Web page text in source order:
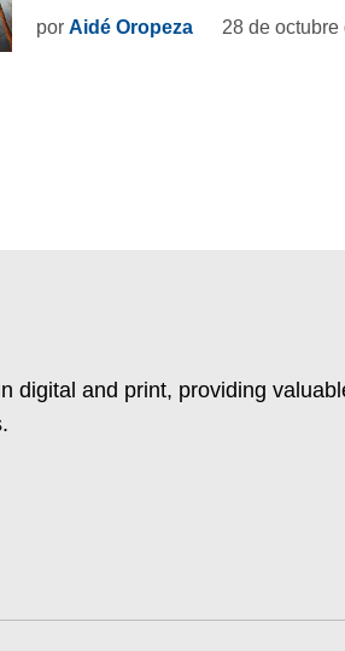
por Aidé Oropeza 28 de octubre
digital and print, providing